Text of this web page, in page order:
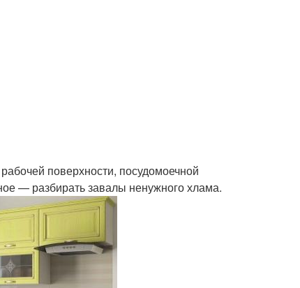
поверхности, посудомоечной
— разбирать завалы ненужного хлама.